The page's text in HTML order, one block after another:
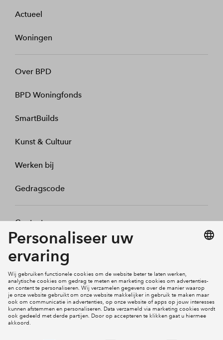
Actueel
Woningen
Over BPD
BPD Woningfonds
SmartBuilds
Kunst & Cultuur
Werken bij
Gedragscode
Contact
Mijn profiel
Social Media